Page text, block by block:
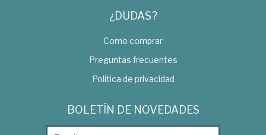
¿DUDAS?
Como comprar
Preguntas frecuentes
Política de privacidad
BOLETÍN DE NOVEDADES